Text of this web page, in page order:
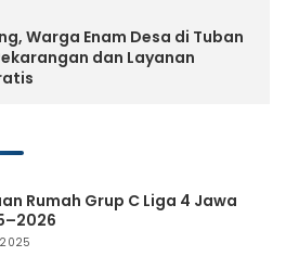
Warga Enam Desa di Tuban
dan Layanan
Rumah Grup C Liga 4 Jawa